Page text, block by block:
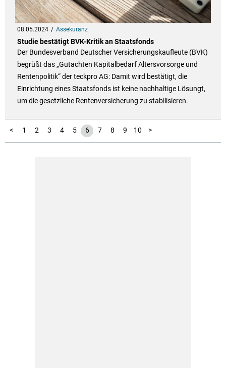
08.05.2024 Assekuranz
Studie bestätigt BVK-Kritik an Staatsfonds
Der Bundesverband Deutscher Versicherungskaufleute (BVK)
begrüßt das „Gutachten Kapitalbedarf Altersvorsorge und
Rentenpolitik“ der teckpro AG: Damit wird bestätigt, die
Einrichtung eines Staatsfonds ist keine nachhaltige Lösungt,
um die gesetzliche Rentenversicherung zu stabilisieren.
< 1 2 3 4 5 6 7 8 9 10
11
12
13
14
15
16
17
18
19
20
21 >